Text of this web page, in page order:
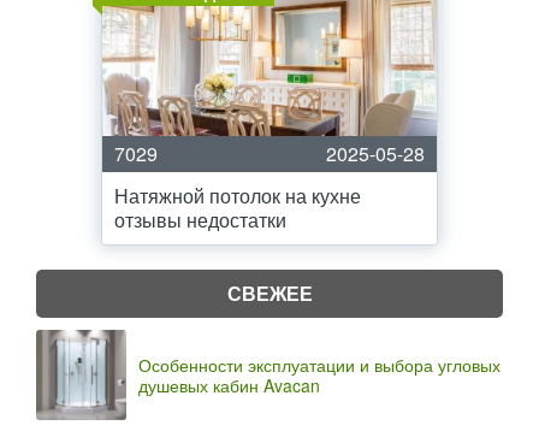
7029
2025-05-28
Натяжной потолок на кухне
отзывы недостатки
СВЕЖЕЕ
Особенности эксплуатации и выбора угловых
душевых кабин Avacan